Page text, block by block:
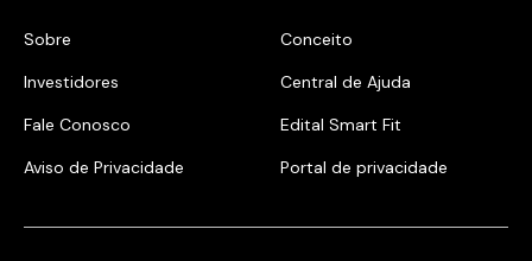
Sobre
Conceito
Investidores
Central de Ajuda
Fale Conosco
Edital Smart Fit
Aviso de Privacidade
Portal de privacidade